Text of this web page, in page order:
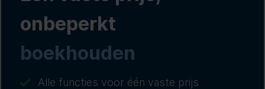
onbeperkt
boekhouden
Alle functies voor één vaste prijs